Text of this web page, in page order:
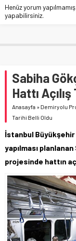
Henüz yorum
yapabilirsiniz.
Sabiha
Hattı
Anasayfa » Demiryolu
Tarihi Belli Oldu
İstanbul
yapılması
projesinde hattın